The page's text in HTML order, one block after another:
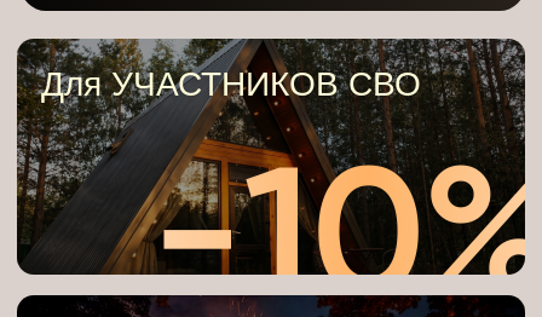
Forest Tale
Свердловская обл.,
г. Дегтярск, ул. Заводская, д.1